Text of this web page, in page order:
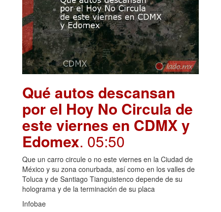
Qué autos descansan
por el Hoy No Circula de
este viernes en CDMX y
Edomex. 05:50
Que un carro circule o no este viernes en la Ciudad de
México y su zona conurbada, así como en los valles de
Toluca y de Santiago Tianguistenco depende de su
holograma y de la terminación de su placa
Infobae